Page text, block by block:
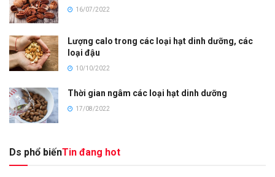
16/07/2022
Lượng calo trong các loại hạt dinh dưỡng, các
loại đậu
10/10/2022
Thời gian ngâm các loại hạt dinh dưỡng
17/08/2022
Ds phổ biếnTin đang hot